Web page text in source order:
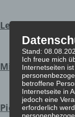
Leonardo
Michelangelo
Picasso
Stand:
Ich freue mich
Internetseiten
betroffene
Internetseite in
jedoch eine
erforderlich